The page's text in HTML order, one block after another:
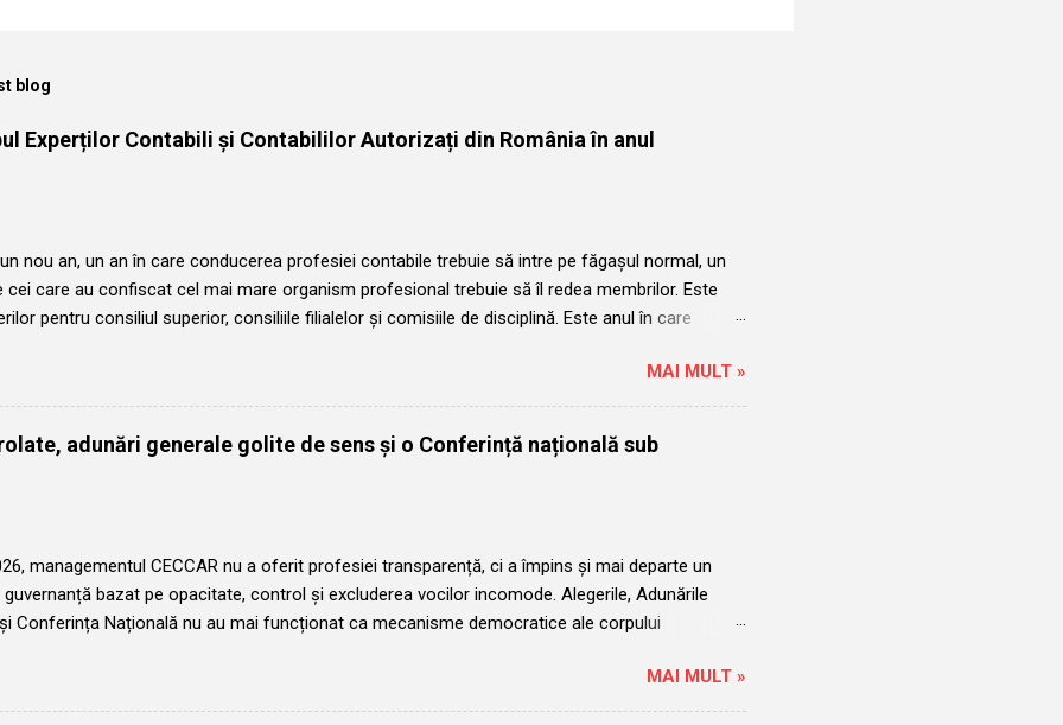
blog
Experților Contabili și Contabililor Autorizați din România în anul
nou an, un an în care conducerea profesiei contabile trebuie să intre pe făgașul normal, un
cei care au confiscat cel mai mare organism profesional trebuie să îl redea membrilor. Este
pentru consiliul superior, consiliile filialelor și comisiile de disciplină. Este anul în care
și vom comunica membrilor organismului perpetuarea rotației în funcții a acelorași
atât la nivel central cât și la nivel local. Fiecare membru al Corpului profesional are dreptul de
la conducerea acestuia, în mod democratic. Este anul în care președintele ales ilegal Șova
va trebui să ia o decizie grea pentru propria persoană: să accepte că a candidat ilegal în
MAI MULT »
adunări generale golite de sens și o Conferință națională sub
managementul CECCAR nu a oferit profesiei transparență, ci a împins și mai departe un
bazat pe opacitate, control și excluderea vocilor incomode. Alegerile, Adunările
Conferința Națională nu au mai funcționat ca mecanisme democratice ale corpului
consolidate în ultimul deceniu, a transformat lipsa de transparență în regulă. Alegerile
filialelor și comisiile de disciplină au fost coborâte la rangul unui exercițiu ținut departe de
MAI MULT »